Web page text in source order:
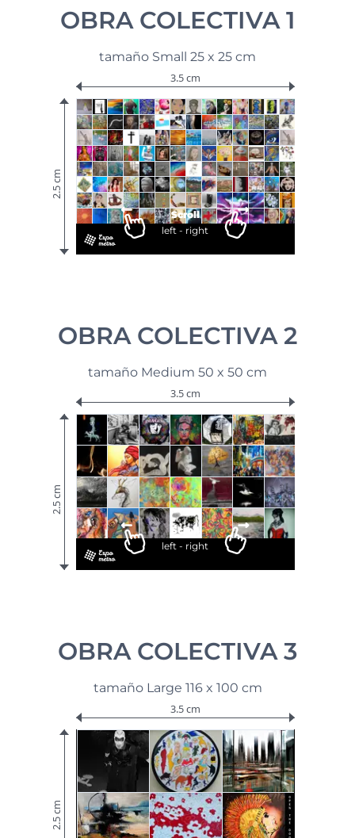
OBRA COLECTIVA 1
tamaño Small 25 x 25 cm
2.5 cm
3.5 cm
Scroll
left - right
OBRA COLECTIVA 2
tamaño Medium 50 x 50 cm
2.5 cm
3.5 cm
Scroll
left - right
OBRA COLECTIVA 3
tamaño Large 116 x 100 cm
2.5 cm
3.5 cm